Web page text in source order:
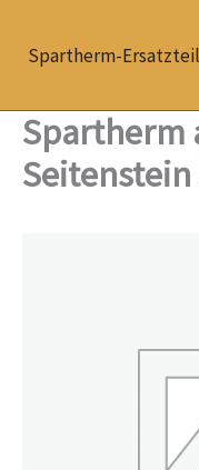
InhaltSpartherm-
Spartherm